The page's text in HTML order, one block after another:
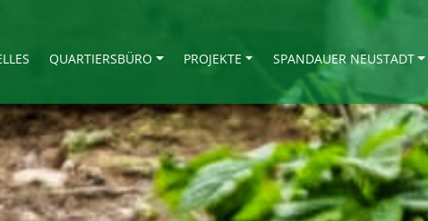
QUARTIERSBÜRO PROJEKTE SPANDAUER NEUSTADT